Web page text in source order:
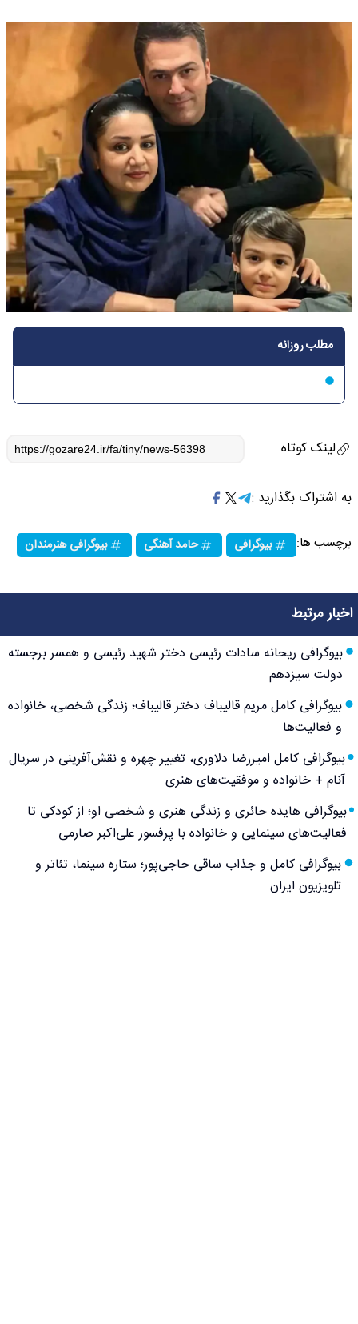
مطلب روزانه
لینک کوتاه
به اشتراک بگذارید :
برچسب ها: بیوگرافی حامد آهنگی بیوگرافی هنرمندان
اخبار مرتبط
بیوگرافی ریحانه سادات رئیسی دختر شهید رئیسی و همسر برجسته
دولت سیزدهم
بیوگرافی کامل مریم قالیباف دختر قالیباف؛ زندگی شخصی، خانواده
و فعالیت‌ها
بیوگرافی کامل امیررضا دلاوری، تغییر چهره و نقش‌آفرینی در سریال
آنام + خانواده و موفقیت‌های هنری
بیوگرافی هایده حائری و زندگی هنری و شخصی او؛ از کودکی تا
فعالیت‌های سینمایی و خانواده با پرفسور علی‌اکبر صارمی
بیوگرافی کامل و جذاب ساقی حاجی‌پور؛ ستاره سینما، تئاتر و
تلویزیون ایران